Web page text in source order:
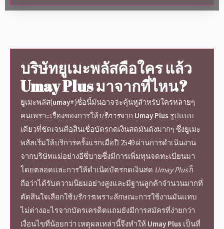
บริษัทยูเมะพลัสคือใคร แล้ว
Umay Plusมาจากที่ไหน?
ยูเมะพลัส(umay+)ชื่อนี้มันอาจจะคุ้นหูสำหรับใครหลายๆ
คนเพราะเรื่องของการให้บริการจาก Umay Plus รูปแบบ
เดียวที่ชัดเจนคือสินเชื่อบัตรกดเงินสดมันดังมากๆ ซึ่งยูเมะ
พลัสเริ่มให้บริการครั้งแรกเมื่อปี 2549 ผ่านการดำเนินงาน
จากบริษัทแม่อย่างอีซี่บายซึ่งมีการเพิ่มทุนจดทะเบียนมา
โดยตลอดและการให้ดำเนิดบัตรกดเงินสด Umay Plusก็
ถือว่าได้รับความนิยมอย่างสูงและมีฐานลูกค้าจำนวนมากที่
ตัดสินใจเลือกใช้บริการเพราะลักษณะการใช้งานมันแทบ
ไม่ต่างอะไรจากบัตรเครดิตแถมยังมีการสมัครที่ง่ายกว่า
เงื่อนไขที่น้อยกว่า เหตุผลเหล่านี้จึงทำให้ Umay Plus เป็นที่